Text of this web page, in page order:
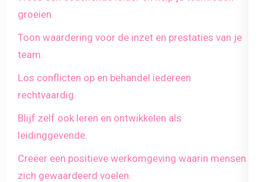
groeien.
Toon waardering voor de inzet en prestaties van je
team.
Los conflicten op en behandel iedereen
rechtvaardig.
Blijf zelf ook leren en ontwikkelen als
leidinggevende.
Creëer een positieve werkomgeving waarin mensen
zich gewaardeerd voelen.